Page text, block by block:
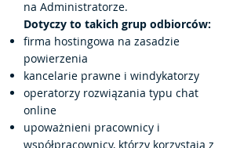
na Administratorze.
Dotyczy to takich grup odbiorców:
firma hostingowa na zasadzie
powierzenia
kancelarie prawne i windykatorzy
operatorzy rozwiązania typu chat
online
upoważnieni pracownicy i
współpracownicy, którzy korzystają z